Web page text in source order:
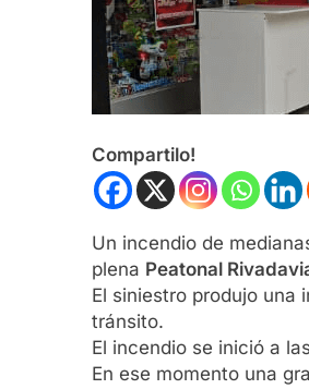
Compartilo!
Un incendio de
plena Peatonal
El siniestro produjo una
tránsito.
El incendio se inició a
En ese momento una